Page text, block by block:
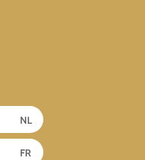
NL
FR